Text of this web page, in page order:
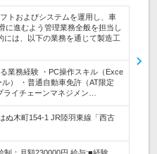
トおよびシステムを運用し、車
に進むよう管理業務全般を担当し
には、以下の業務を通じて製造工
業務経験 ・PC操作スキル（Exce
） ・普通自動車免許（AT限定
ライチェーンマネジメン…
ぬ木町154-1 JR陸羽東線「西古